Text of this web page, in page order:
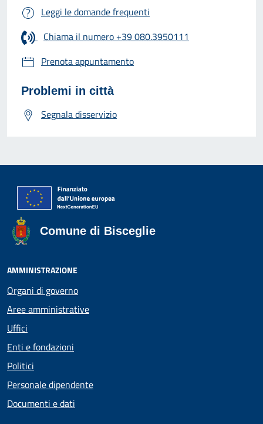
Leggi le domande frequenti
Chiama il numero +39 080.3950111
Prenota appuntamento
Problemi in città
Segnala disservizio
Comune di Bisceglie
AMMINISTRAZIONE
Organi di governo
Aree amministrative
Uffici
Enti e fondazioni
Politici
Personale dipendente
Documenti e dati